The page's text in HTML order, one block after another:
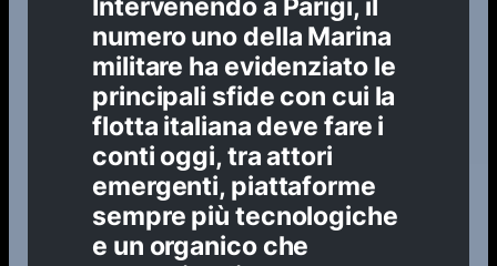
Intervenendo a Parigi, il
numero uno della Marina
militare ha evidenziato le
principali sfide con cui la
flotta italiana deve fare i
conti oggi, tra attori
emergenti, piattaforme
sempre più tecnologiche
e un organico che